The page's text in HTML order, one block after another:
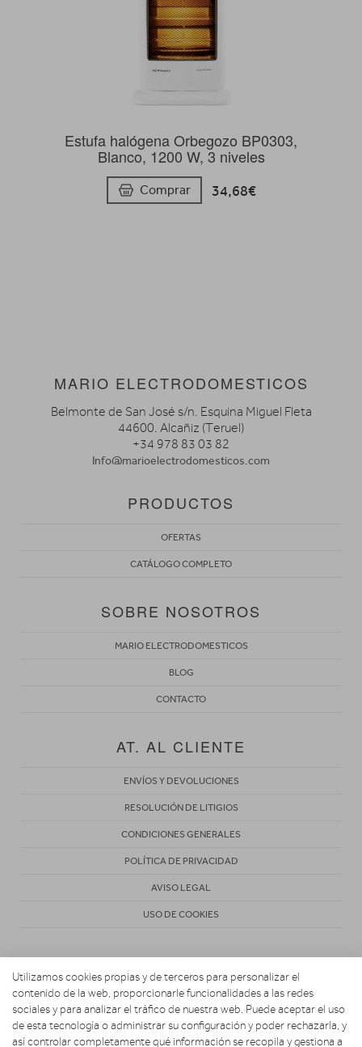
Estufa halógena Orbegozo BP0303,
Blanco, 1200 W, 3 niveles
Comprar 34,68€
MARIO ELECTRODOMESTICOS
Belmonte de San José s/n. Esquina Miguel Fleta
44600. Alcañiz (Teruel)
+34 978 83 03 82
Info@marioelectrodomesticos.com
PRODUCTOS
OFERTAS
CATÁLOGO COMPLETO
SOBRE NOSOTROS
MARIO ELECTRODOMESTICOS
BLOG
CONTACTO
AT. AL CLIENTE
ENVÍOS Y DEVOLUCIONES
RESOLUCIÓN DE LITIGIOS
CONDICIONES GENERALES
POLÍTICA DE PRIVACIDAD
AVISO LEGAL
USO DE COOKIES
Copyright 2026. MARIO ELECTRODOMESTICOS
Utilizamos cookies propias y de terceros para personalizar el
contenido de la web, proporcionarle funcionalidades a las redes
sociales y para analizar el tráfico de nuestra web. Puede aceptar el uso
de esta tecnología o administrar su configuración y poder rechazarla, y
así controlar completamente qué información se recopila y gestiona a